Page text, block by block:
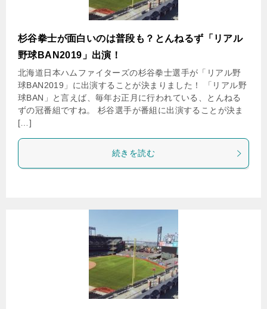
杉谷拳士が面白いのは普段も？とんねるず「リアル
野球BAN2019」出演！
北海道日本ハムファイターズの杉谷拳士選手が「リアル野
球BAN2019」に出演することが決まりました！ 「リアル野
球BAN」と言えば、毎年お正月に行われている、とんねる
ずの冠番組ですね。 杉谷選手が番組に出演することが決ま
[…]
続きを読む